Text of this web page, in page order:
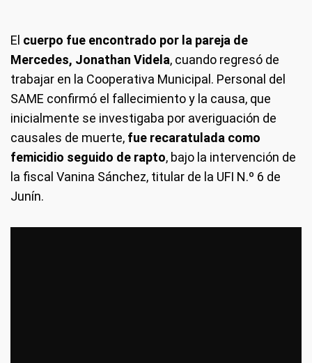
El cuerpo fue encontrado por la pareja de
Mercedes, Jonathan Videla, cuando regresó de
trabajar en la Cooperativa Municipal. Personal del
SAME confirmó el fallecimiento y la causa, que
inicialmente se investigaba por averiguación de
causales de muerte, fue recaratulada como
femicidio seguido de rapto, bajo la intervención de
la fiscal Vanina Sánchez, titular de la UFI N.º 6 de
Junín.